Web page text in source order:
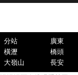
分站 廣東
橫瀝
橋頭
大嶺山
長安